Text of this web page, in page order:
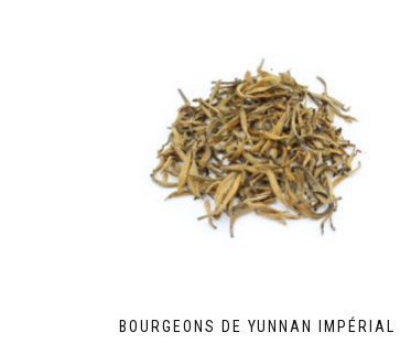
BOURGEONS DE YUNNAN IMPÉRIAL